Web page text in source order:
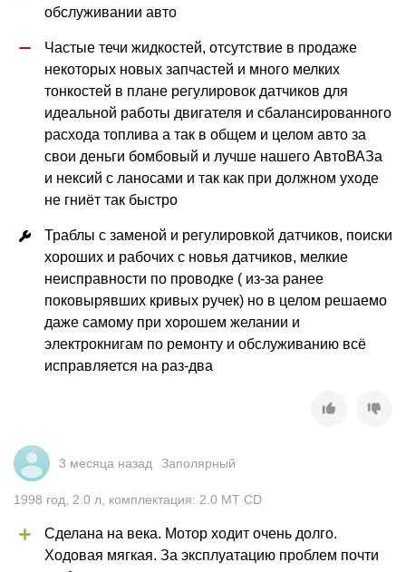
обслуживании авто
Частые течи жидкостей, отсутствие в продаже
некоторых новых запчастей и много мелких
тонкостей в плане регулировок датчиков для
идеальной работы двигателя и сбалансированного
расхода топлива а так в общем и целом авто за
свои деньги бомбовый и лучше нашего АвтоВАЗа
и нексий с ланосами и так как при должном уходе
не гниёт так быстро
Траблы с заменой и регулировкой датчиков, поиски
хороших и рабочих с новья датчиков, мелкие
неисправности по проводке ( из-за ранее
поковырявших кривых ручек) но в целом решаемо
даже самому при хорошем желании и
электрокнигам по ремонту и обслуживанию всё
исправляется на раз-два
3 месяца назад Заполярный
1998 год, 2.0 л, комплектация: 2.0 MT CD
Сделана на века. Мотор ходит очень долго.
Ходовая мягкая. За эксплуатацию проблем почти